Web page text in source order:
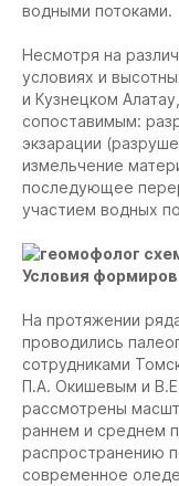
водными потоками.
Несмотря на
условиях и
и Кузнецком
сопоставимым:
экзарации
измельчение
последующее
участием водных
Условия
На протяжении
проводились
сотрудниками
П.А. Окишевым и
рассмотрены
раннем и среднем
распространению
современное